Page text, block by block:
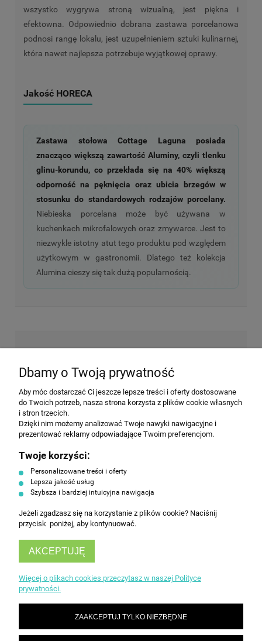
wszystko wygrywa stroną wizualną, jest piękna i
efektowna. Odpowiednio dobrana zastawa porcelanowa
podnosi rangę lokalu, jest uzupełnieniem sztuki kulinarnej,
która nawet najlepsza potrzebuje wyjątkowej oprawy.
Jakość HORECA
Zastawa stołowa Cottage Laguna posiada
znacząco większą zawartość Aluminy, czyli tlenku
glinu-korundu, co przekłada się na 40% większą
odporność na pęknięcia oraz ubicia brzegów w
stosunku do standardowych rodzajów porcelany.
Niebieska porcelana może być używana w
kuchenkach mikrofalowych oraz zmywarce. Jest to
niezwykle istotny atut tego produktu pod względem
użytkowym w gastronomii. Dlatego też kolekcja
Alumina cieszy się tak dużą popularnością.
Wyrażam zgodę na przesyłanie informacji
handlowej na poniższy adres email. Więcej w
Polityce prywatności.
ZAPISZ SIĘ
Dbamy o Twoją prywatność
Aby móc dostarczać Ci jeszcze lepsze treści i oferty dostosowane
do Twoich potrzeb, nasza strona korzysta z plików cookie własnych
i stron trzecich.
Dzięki nim możemy analizować Twoje nawyki nawigacyjne i
prezentować reklamy odpowiadające Twoim preferencjom.
Twoje korzyści:
Personalizowane treści i oferty
Lepsza jakość usług
Szybsza i bardziej intuicyjna nawigacja
Jeżeli zgadzasz się na korzystanie z plików cookie? Naciśnij
przycisk poniżej, aby kontynuować.
AKCEPTUJĘ
Więcej o plikach cookies przeczytasz w naszej Polityce
prywatności.
ZAAKCEPTUJ TYLKO NIEZBĘDNE